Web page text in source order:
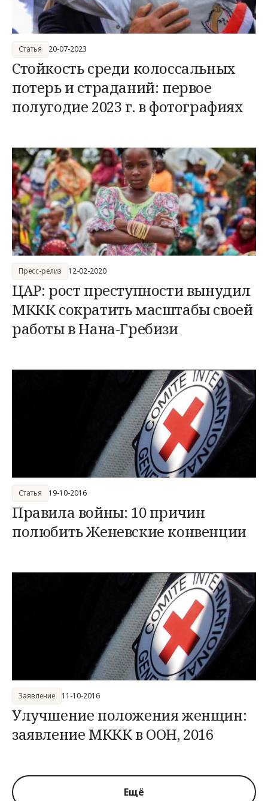
Стойкость среди колоссальных
потерь и страданий: первое
полугодие 2023 г. в фотографиях
Статья 20-07-2023
ЦАР: рост преступности вынудил
МККК сократить масштабы своей
работы в Нана-Гребизи
Пресс-релиз 12-02-2020
Правила войны: 10 причин
полюбить Женевские конвенции
Статья 19-10-2016
Улучшение положения женщин:
заявление МККК в ООН, 2016
Заявление 11-10-2016
Ещё